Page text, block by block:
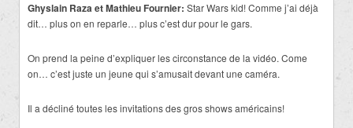
Ghyslain Raza et Mathieu Fournier: Star Wars kid! Comme j’ai déjà
dit… plus on en reparle… plus c’est dur pour le gars.
On prend la peine d’expliquer les circonstance de la vidéo. Come
on… c’est juste un jeune qui s’amusait devant une caméra.
Il a décliné toutes les invitations des gros shows américains!